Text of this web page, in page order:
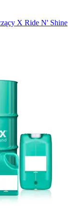
X Ride N' Shine